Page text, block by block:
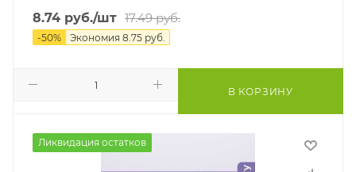
8.74 руб./шт 17.49руб.
-50% Экономия 8.75 руб.
В КОРЗИНУ
Ликвидация остатков